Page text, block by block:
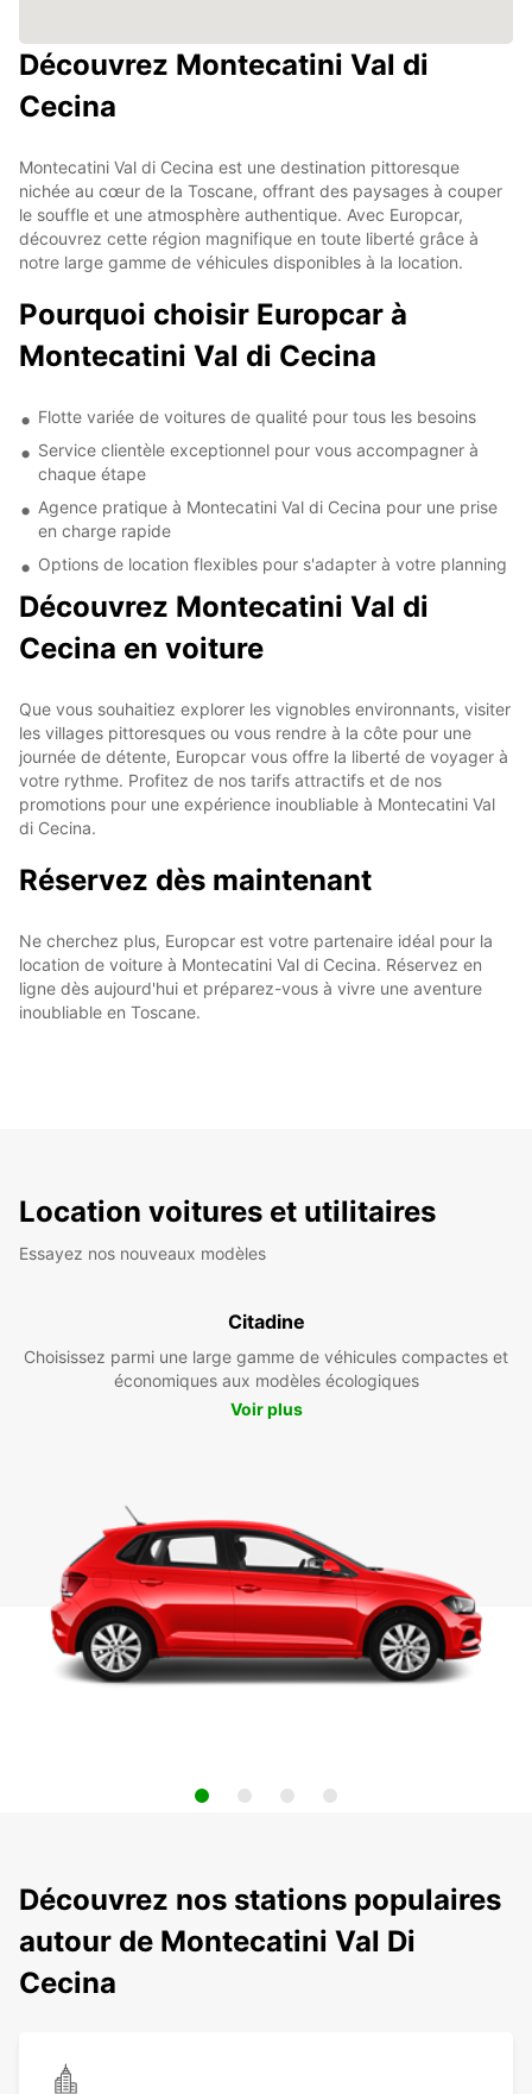
Découvrez Montecatini Val di
Cecina
Montecatini Val di Cecina est une destination pittoresque
nichée au cœur de la Toscane, offrant des paysages à couper
le souffle et une atmosphère authentique. Avec Europcar,
découvrez cette région magnifique en toute liberté grâce à
notre large gamme de véhicules disponibles à la location.
Pourquoi choisir Europcar à
Montecatini Val di Cecina
Flotte variée de voitures de qualité pour tous les besoins
Service clientèle exceptionnel pour vous accompagner à
chaque étape
Agence pratique à Montecatini Val di Cecina pour une prise
en charge rapide
Options de location flexibles pour s'adapter à votre planning
Découvrez Montecatini Val di
Cecina en voiture
Que vous souhaitiez explorer les vignobles environnants, visiter
les villages pittoresques ou vous rendre à la côte pour une
journée de détente, Europcar vous offre la liberté de voyager à
votre rythme. Profitez de nos tarifs attractifs et de nos
promotions pour une expérience inoubliable à Montecatini Val
di Cecina.
Réservez dès maintenant
Ne cherchez plus, Europcar est votre partenaire idéal pour la
location de voiture à Montecatini Val di Cecina. Réservez en
ligne dès aujourd'hui et préparez-vous à vivre une aventure
inoubliable en Toscane.
Location voitures et utilitaires
Essayez nos nouveaux modèles
Citadine
Choisissez parmi une large gamme de véhicules compactes et
économiques aux modèles écologiques
Voir plus
Découvrez nos stations populaires
autour de Montecatini Val Di
Cecina